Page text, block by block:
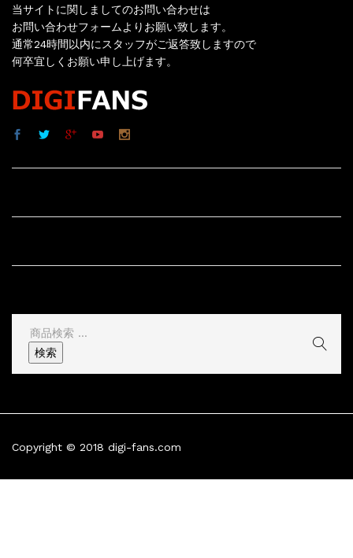
当サイトに関しましてのお問い合わせは
お問い合わせフォームよりお願い致します。
通常24時間以内にスタッフがご返答致しますので
何卒宜しくお願い申し上げます。
検
索
結
検索
Copyright © 2018 digi-fans.com